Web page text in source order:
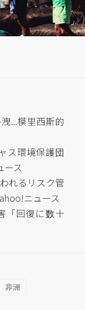
...模里西斯的
ス環境保護団
ース
れるリスク管
ニュース
「回復に数十
非洲